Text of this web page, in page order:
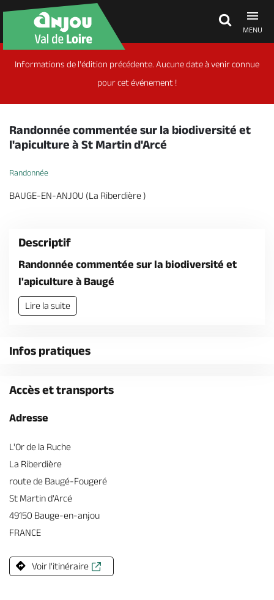
MENU
Découvrir
Dormir, manger
Séjours, cadeaux
Billetterie en ligne
Informations de l'édition précédente. Aucune date à venir connue
pour cet événement !
Randonnée commentée sur la biodiversité et
l'apiculture à St Martin d'Arcé
Randonnée
BAUGE-EN-ANJOU (La Riberdière )
Descriptif
Randonnée commentée sur la biodiversité et
l'apiculture à Baugé
Lire la suite
Infos pratiques
Accès et transports
Adresse
L'Or de la Ruche
La Riberdière
route de Baugé-Fougeré
St Martin d'Arcé
49150 Bauge-en-anjou
FRANCE
Voir l'itinéraire